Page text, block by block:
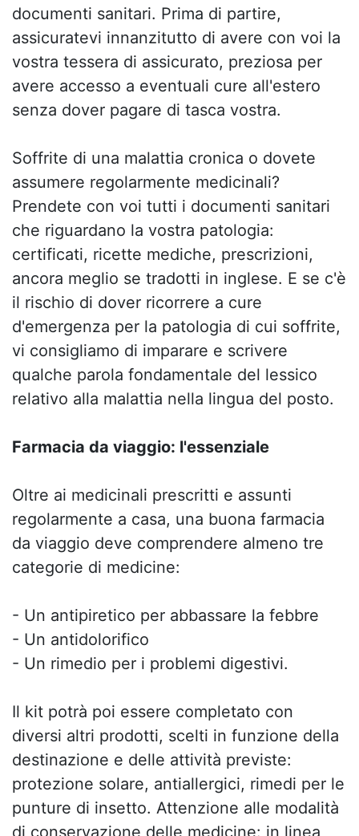
documenti sanitari. Prima di partire,
assicuratevi innanzitutto di avere con voi la
vostra tessera di assicurato, preziosa per
avere accesso a eventuali cure all'estero
senza dover pagare di tasca vostra.
Soffrite di una malattia cronica o dovete
assumere regolarmente medicinali?
Prendete con voi tutti i documenti sanitari
che riguardano la vostra patologia:
certificati, ricette mediche, prescrizioni,
ancora meglio se tradotti in inglese. E se c'è
il rischio di dover ricorrere a cure
d'emergenza per la patologia di cui soffrite,
vi consigliamo di imparare e scrivere
qualche parola fondamentale del lessico
relativo alla malattia nella lingua del posto.
Farmacia da viaggio: l'essenziale
Oltre ai medicinali prescritti e assunti
regolarmente a casa, una buona farmacia
da viaggio deve comprendere almeno tre
categorie di medicine:
- Un antipiretico per abbassare la febbre
- Un antidolorifico
- Un rimedio per i problemi digestivi.
Il kit potrà poi essere completato con
diversi altri prodotti, scelti in funzione della
destinazione e delle attività previste:
protezione solare, antiallergici, rimedi per le
punture di insetto. Attenzione alle modalità
di conservazione delle medicine: in linea